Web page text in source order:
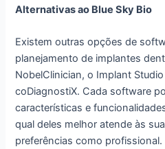
Alternativas ao Blue Sky Bio
Existem outras opções de
planejamento de implantes
NobelClinician, o Implant
coDiagnostiX. Cada software
características e
qual deles melhor atende às
preferências como profissional.